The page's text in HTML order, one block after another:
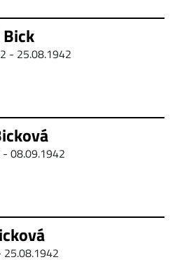
- 25.08.1942
- 08.09.1942
25.08.1942